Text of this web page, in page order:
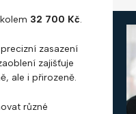
32 700 Kč.
zasazení
zajišťuje
ale i přirozeně.
různé